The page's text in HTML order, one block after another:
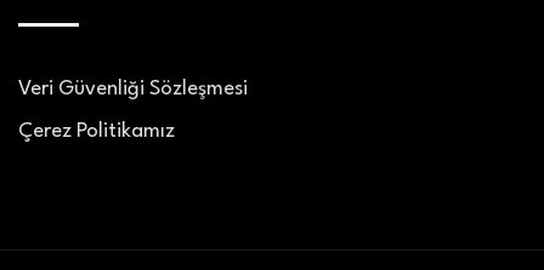
Veri Güvenliği Sözleşmesi
Çerez Politikamız